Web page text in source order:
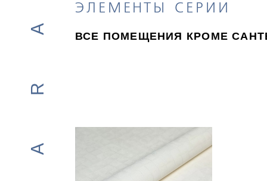
ЭЛЕМЕНТЫ СЕРИИ
ВСЕ ПОМЕЩЕНИЯ КРОМЕ